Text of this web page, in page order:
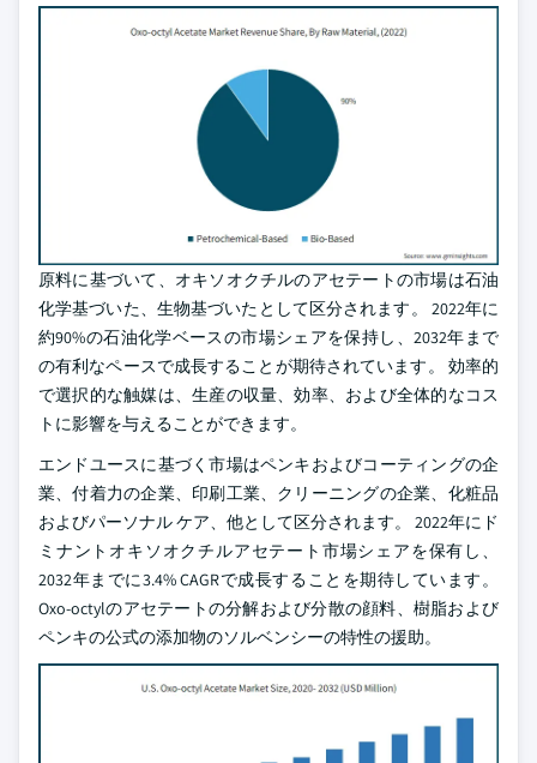
原料に基づいて、オキソオクチルのアセテートの市場は石油
化学基づいた、生物基づいたとして区分されます。 2022年に
約90%の石油化学ベースの市場シェアを保持し、2032年まで
の有利なペースで成長することが期待されています。 効率的
で選択的な触媒は、生産の収量、効率、および全体的なコス
トに影響を与えることができます。
エンドユースに基づく市場はペンキおよびコーティングの企
業、付着力の企業、印刷工業、クリーニングの企業、化粧品
およびパーソナル ケア、他として区分されます。 2022年にド
ミナントオキソオクチルアセテート市場シェアを保有し、
2032年までに3.4% CAGRで成長することを期待しています。
Oxo-octylのアセテートの分解および分散の顔料、樹脂および
ペンキの公式の添加物のソルベンシーの特性の援助。